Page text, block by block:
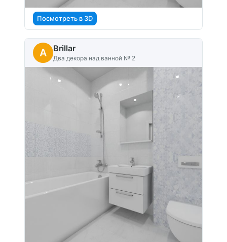
Посмотреть в 3D
A Brillar
Два декора над ванной № 2